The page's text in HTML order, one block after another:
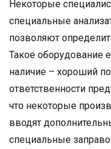
Некоторые
специальные
позволяют
Такое оборудование
наличие – хороший
ответственности
что некоторые
вводят
специальные